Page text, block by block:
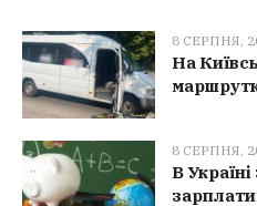
8 СЕРПНЯ,
На
8 СЕРПНЯ,
В
зарплати